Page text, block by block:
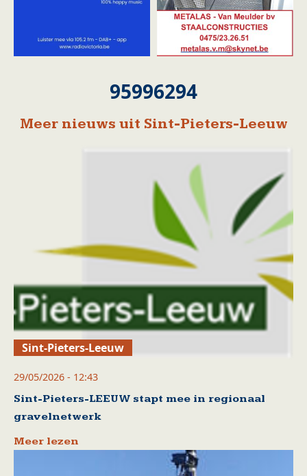
95996294
Meer nieuws uit Sint-Pieters-Leeuw
Sint-Pieters-Leeuw
29/05/2026 - 12:43
Sint-Pieters-LEEUW stapt mee in regionaal
gravelnetwerk
Meer lezen